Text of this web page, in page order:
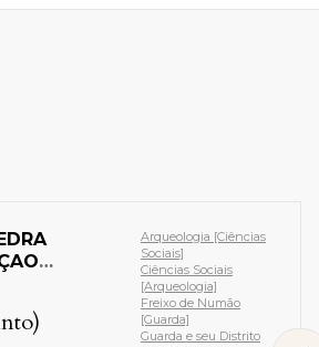
MAIS NOTAVEIS PELOURINHOS
DO NORTE E CENTRO DO PAIS
FERREIRA (J. A. Pinto)